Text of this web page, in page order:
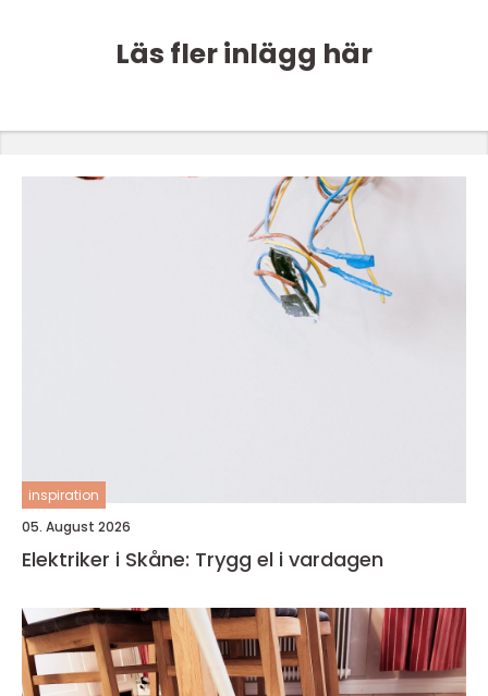
Läs fler inlägg här
inspiration
05. August 2026
Elektriker i Skåne: Trygg el i vardagen